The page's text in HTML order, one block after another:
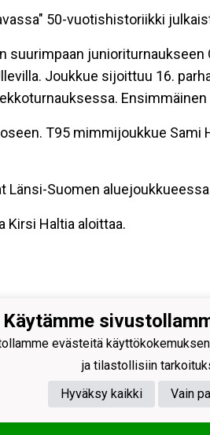
50-vuotishistoriikki
suurimpaan
Joukkue sijoittuu 16.
T95 mimmijoukkue Sami
Länsi-Suomen
Kirsi Haltia aloittaa.
Käytämme
evästeitä
ja tilastollisiin
Hyväksy kaikki
Vain